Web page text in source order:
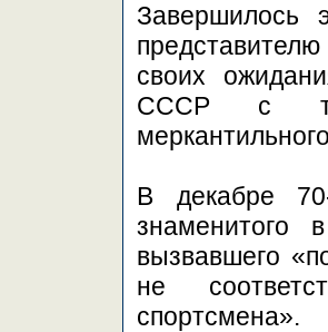
Завершилось
своих
СССР с
В декабре
знаменитого
вызвавшего
не
спортсмена».